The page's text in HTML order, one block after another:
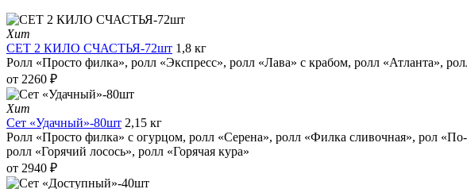
Хит
СЕТ 2 КИЛО СЧАСТЬЯ-72шт 1,8 кг
Ролл «Просто филка», ролл «Экспресс», ролл «Лава» с крабом, ролл «Атланта»,
от 2260 ₽
Хит
Сет «Удачный»-80шт 2,15 кг
Ролл «Просто филка» с огурцом, ролл «Серена», ролл «Филка сливочная», рол
ролл «Горячий лосось», ролл «Горячая кура»
от 2940 ₽